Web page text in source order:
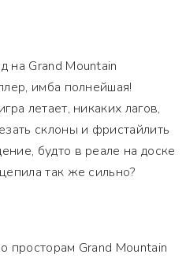
на Grand Mountain
имба полнейшая!
летает, никаких лагов,
склоны и фристайлить
будто в реале на доске
так же сильно?
просторам Grand Mountain